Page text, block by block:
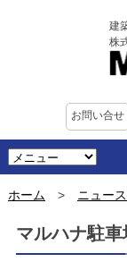
建
株
お問い合せ
ホーム ニュー
マルハナ駐車